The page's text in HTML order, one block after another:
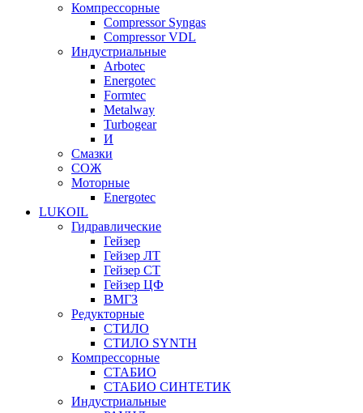
Компрессорные
Compressor Syngas
Compressor VDL
Индустриальные
Arbotec
Energotec
Formtec
Metalway
Turbogear
И
Смазки
СОЖ
Моторные
Energotec
LUKOIL
Гидравлические
Гейзер
Гейзер ЛТ
Гейзер СТ
Гейзер ЦФ
ВМГЗ
Редукторные
СТИЛО
СТИЛО SYNTH
Компрессорные
СТАБИО
СТАБИО СИНТЕТИК
Индустриальные